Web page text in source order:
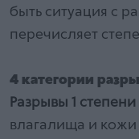
быть ситуация с
перечисляет
4 категории
Разрывы 1 степени
влагалища и